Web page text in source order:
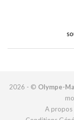
2026 - © Olympe-
A propos